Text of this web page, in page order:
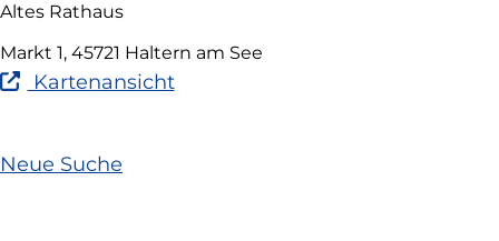
Altes Rathaus
Markt 1, 45721 Haltern am See
Kartenansicht(Link
Neue Suche